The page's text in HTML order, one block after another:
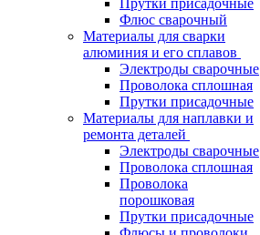
Прутки присадочные
Флюс сварочный
Материалы для сварки
алюминия и его сплавов
Электроды сварочные
Проволока сплошная
Прутки присадочные
Материалы для наплавки и
ремонта деталей
Электроды сварочные
Проволока сплошная
Проволока
порошковая
Прутки присадочные